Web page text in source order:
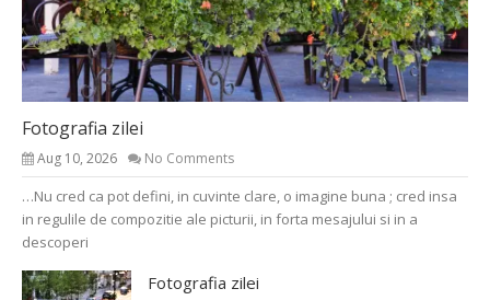
Fotografia zilei
Aug 10, 2026 No Comments
…Nu cred ca pot defini, in cuvinte clare, o imagine buna ; cred insa
in regulile de compozitie ale picturii, in forta mesajului si in a
descoperi
Fotografia zilei